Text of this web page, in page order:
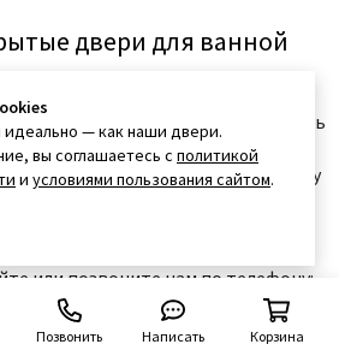
двери для ванной
по Москве
транспортом на следующий день
Замериустановкувыполняют
гарантиюна установку
двери для ванной в Москве,
или позвоните нам по телефону:
Позвонить Написать Корзина
идеально — как наши двери.
вы соглашаетесь с политикой
и условиями пользования сайтом.